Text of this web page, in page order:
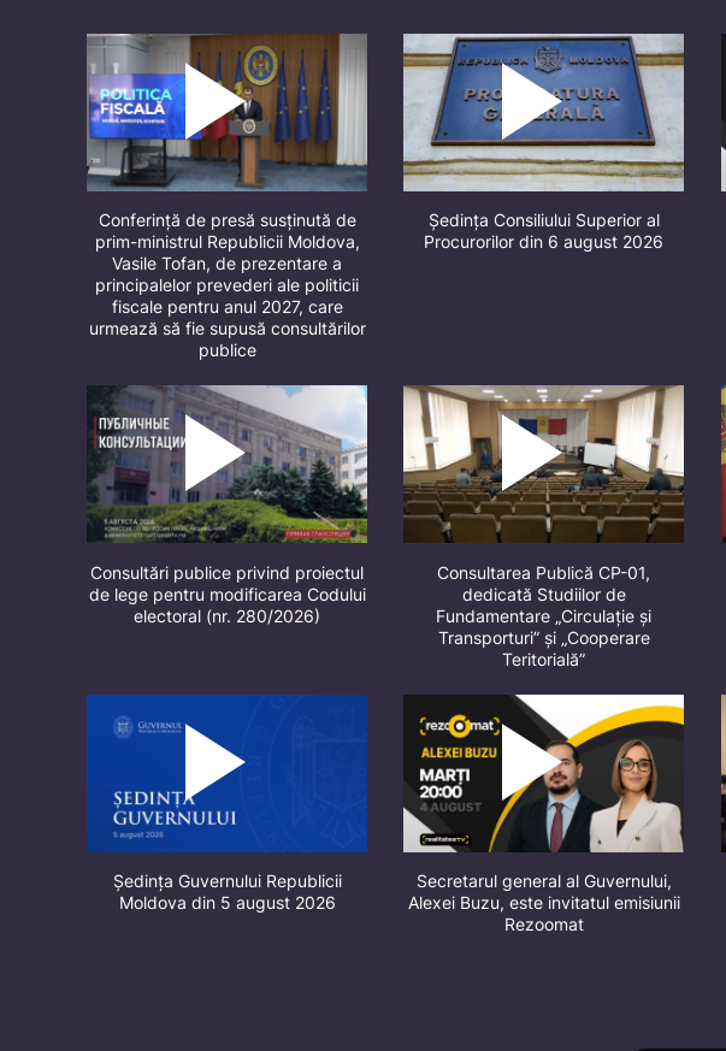
Conferință de presă susținută de
prim-ministrul Republicii Moldova,
Vasile Tofan, de prezentare a
principalelor prevederi ale politicii
fiscale pentru anul 2027, care
urmează să fie supusă consultărilor
publice
Ședința Consiliului Superior al
Procurorilor din 6 august 2026
Consultări publice privind proiectul
de lege pentru modificarea Codului
electoral (nr. 280/2026)
Consultarea Publică CP-01,
dedicată Studiilor de
Fundamentare „Circulație și
Transporturi” și „Cooperare
Teritorială”
Ședința Guvernului Republicii
Moldova din 5 august 2026
Secretarul general al Guvernului,
Alexei Buzu, este invitatul emisiunii
Rezoomat